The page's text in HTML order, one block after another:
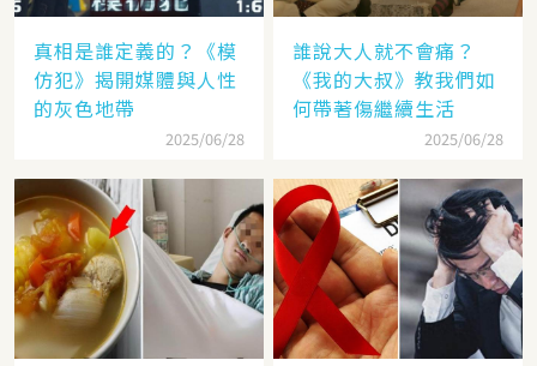
真相是誰定義的？《模
仿犯》揭開媒體與人性
的灰色地帶
2025/06/28
誰說大人就不會痛？
《我的大叔》教我們如
何帶著傷繼續生活
2025/06/28